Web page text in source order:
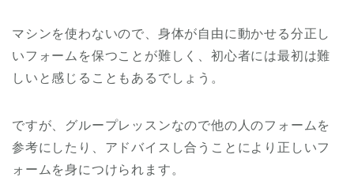
マシンを使わないので、身体が自由に動かせる分正し
いフォームを保つことが難しく、初心者には最初は難
しいと感じることもあるでしょう。
ですが、グループレッスンなので他の人のフォームを
参考にしたり、アドバイスし合うことにより正しいフ
ォームを身につけられます。